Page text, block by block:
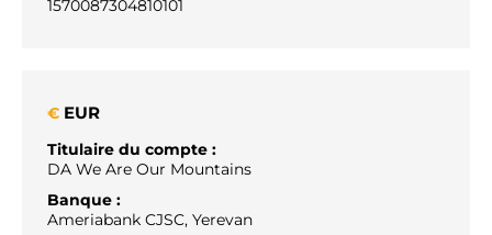
1570087304810101
€ EUR
Titulaire du compte :
DA We Are Our Mountains
Banque :
Ameriabank CJSC, Yerevan